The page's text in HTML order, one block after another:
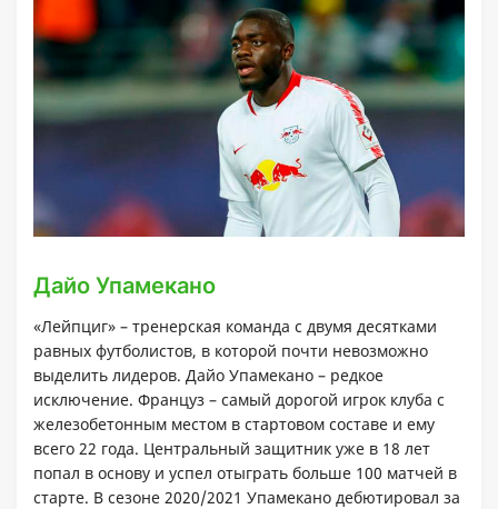
Дайо Упамекано
«Лейпциг» – тренерская команда с двумя десятками
равных футболистов, в которой почти невозможно
выделить лидеров. Дайо Упамекано – редкое
исключение. Француз – самый дорогой игрок клуба с
железобетонным местом в стартовом составе и ему
всего 22 года. Центральный защитник уже в 18 лет
попал в основу и успел отыграть больше 100 матчей в
старте. В сезоне 2020/2021 Упамекано дебютировал за